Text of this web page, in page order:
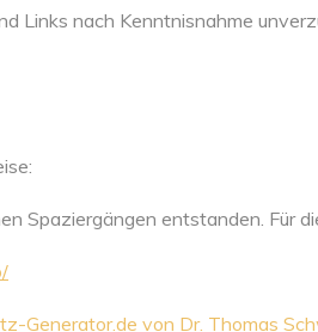
Links nach Kenntnisnahme
Spaziergängen entstanden. Für
Generator.de von Dr. Thomas